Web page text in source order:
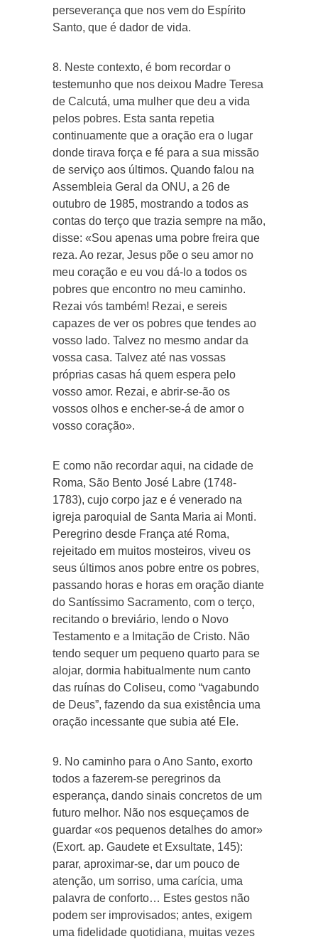
perseverança que nos vem do Espírito
Santo, que é dador de vida.
8. Neste contexto, é bom recordar o
testemunho que nos deixou Madre Teresa
de Calcutá, uma mulher que deu a vida
pelos pobres. Esta santa repetia
continuamente que a oração era o lugar
donde tirava força e fé para a sua missão
de serviço aos últimos. Quando falou na
Assembleia Geral da ONU, a 26 de
outubro de 1985, mostrando a todos as
contas do terço que trazia sempre na mão,
disse: «Sou apenas uma pobre freira que
reza. Ao rezar, Jesus põe o seu amor no
meu coração e eu vou dá-lo a todos os
pobres que encontro no meu caminho.
Rezai vós também! Rezai, e sereis
capazes de ver os pobres que tendes ao
vosso lado. Talvez no mesmo andar da
vossa casa. Talvez até nas vossas
próprias casas há quem espera pelo
vosso amor. Rezai, e abrir-se-ão os
vossos olhos e encher-se-á de amor o
vosso coração».
E como não recordar aqui, na cidade de
Roma, São Bento José Labre (1748-
1783), cujo corpo jaz e é venerado na
igreja paroquial de Santa Maria ai Monti.
Peregrino desde França até Roma,
rejeitado em muitos mosteiros, viveu os
seus últimos anos pobre entre os pobres,
passando horas e horas em oração diante
do Santíssimo Sacramento, com o terço,
recitando o breviário, lendo o Novo
Testamento e a Imitação de Cristo. Não
tendo sequer um pequeno quarto para se
alojar, dormia habitualmente num canto
das ruínas do Coliseu, como “vagabundo
de Deus”, fazendo da sua existência uma
oração incessante que subia até Ele.
9. No caminho para o Ano Santo, exorto
todos a fazerem-se peregrinos da
esperança, dando sinais concretos de um
futuro melhor. Não nos esqueçamos de
guardar «os pequenos detalhes do amor»
(Exort. ap. Gaudete et Exsultate, 145):
parar, aproximar-se, dar um pouco de
atenção, um sorriso, uma carícia, uma
palavra de conforto… Estes gestos não
podem ser improvisados; antes, exigem
uma fidelidade quotidiana, muitas vezes